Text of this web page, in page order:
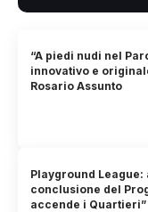
“A piedi nudi nel
innovativo e
Rosario Assunto
Playground League:
conclusione del
accende i Quartieri”